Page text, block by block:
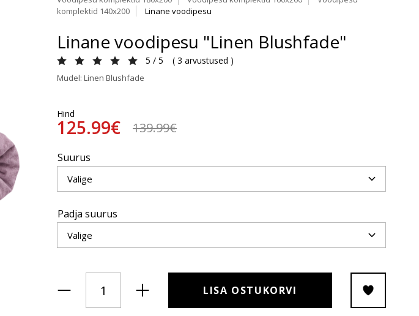
komplektid 140x200
Linane voodipesu
Linane voodipesu "Linen Blushfade"
5 / 5 ( 3 arvustused )
Mudel: Linen Blushfade
Hind
125.99€ 139.99€
Suurus
Padja suurus
LISA OSTUKORVI